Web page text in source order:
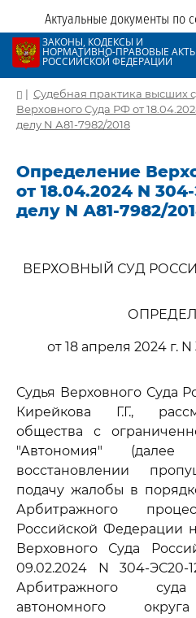
Актуальные документы по
ЗАКОНЫ, КОДЕКСЫ И
НОРМАТИВНО-ПРАВОВЫЕ АКТЫ
РОССИЙСКОЙ ФЕДЕРАЦИИ
| Судебная практика высших
Верховного Суда РФ от
делу N А81-7982/2018
Определение
от 18.04.2024 N
делу N А81-7982/
ВЕРХОВНЫЙ СУД
от 18 апреля 2024 г.
Судья Верховного Суда
Кирейкова Г.Г.,
общества с
"Автономия"
восстановлении
подачу жалобы в
Арбитражного
Российской Федерации
Верховного Суда
09.02.2024 N 304-ЭС20-
Арбитражного суда
автономного